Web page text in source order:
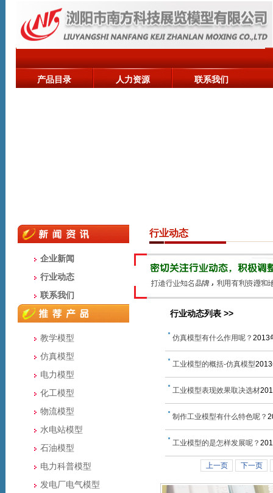
产品目录 人力资源 联系我们
企业新闻
行业动态
联系我们
教学模型
仿真模型
电力模型
化工模型
物流模型
水电站模型
石油模型
电力科普模型
发电厂电气模型
行业动态
行业动态列表 >>
2013
仿真模型有什么作用呢？
工业模型的概括-仿真模型
工业模型表现效果取决选材
制作工业模型有什么特色呢？
工业模型的是怎样发展呢？
上一页 下一页